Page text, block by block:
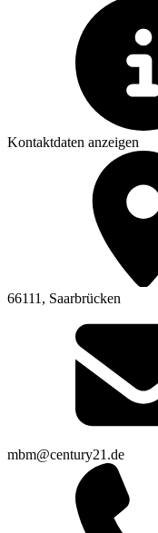
Kontaktdaten anzeigen
66111, Saarbrücken
mbm@century21.de